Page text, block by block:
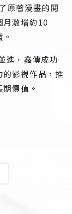
原著漫畫的閱
月激增約10
進，鑫傳成功
影視作品，推
價值。